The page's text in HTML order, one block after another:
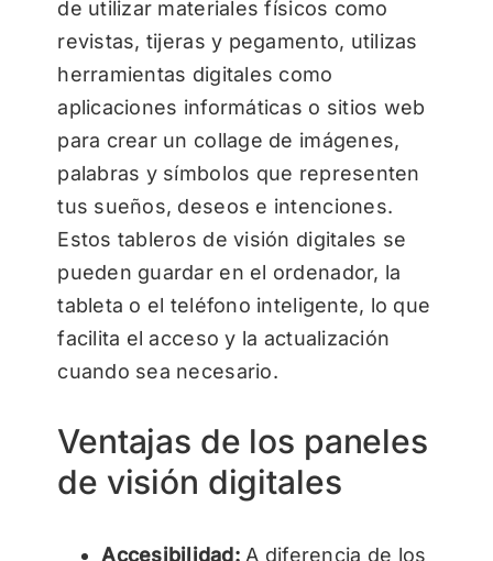
de utilizar materiales físicos como
revistas, tijeras y pegamento, utilizas
herramientas digitales como
aplicaciones informáticas o sitios web
para crear un collage de imágenes,
palabras y símbolos que representen
tus sueños, deseos e intenciones.
Estos tableros de visión digitales se
pueden guardar en el ordenador, la
tableta o el teléfono inteligente, lo que
facilita el acceso y la actualización
cuando sea necesario.
Ventajas de los paneles
de visión digitales
Accesibilidad: A diferencia de los